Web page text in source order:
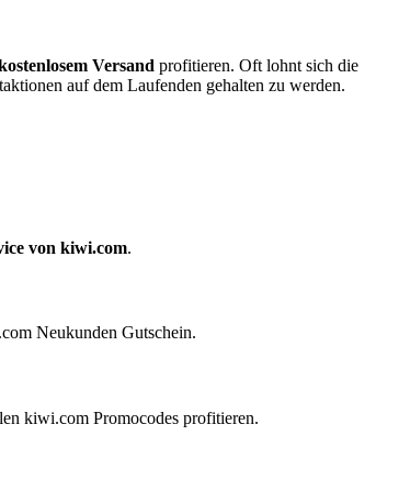
Versand profitieren. Oft lohnt sich die
auf dem Laufenden gehalten zu werden.
von kiwi.com.
Neukunden Gutschein.
kiwi.com Promocodes profitieren.